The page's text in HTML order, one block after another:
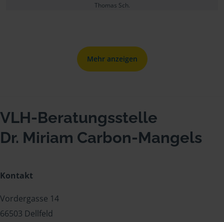
Thomas Sch.
Mehr anzeigen
VLH-Beratungsstelle
Dr. Miriam Carbon-Mangels
Kontakt
Vordergasse 14
66503 Dellfeld